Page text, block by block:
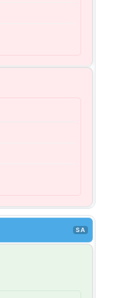
SA